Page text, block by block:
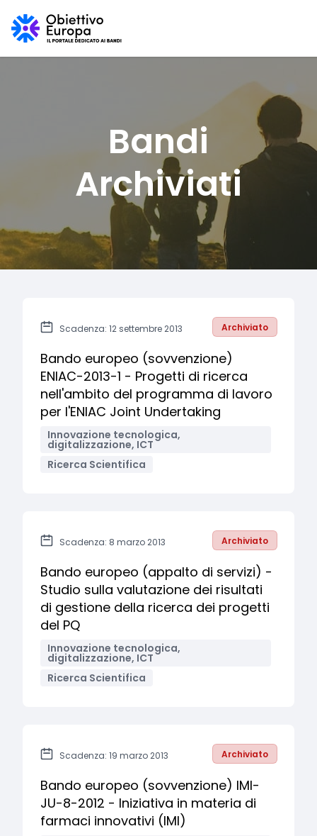
Bandi
Archiviati
Scadenza: 12 settembre 2013 Archiviato
Bando europeo (sovvenzione)
ENIAC-2013-1 - Progetti di ricerca
nell'ambito del programma di lavoro
per l'ENIAC Joint Undertaking
Innovazione tecnologica,
digitalizzazione, ICT
Ricerca Scientifica
Scadenza: 8 marzo 2013 Archiviato
Bando europeo (appalto di servizi) -
Studio sulla valutazione dei risultati
di gestione della ricerca dei progetti
del PQ
Innovazione tecnologica,
digitalizzazione, ICT
Ricerca Scientifica
Scadenza: 19 marzo 2013 Archiviato
Bando europeo (sovvenzione) IMI-
JU-8-2012 - Iniziativa in materia di
farmaci innovativi (IMI)